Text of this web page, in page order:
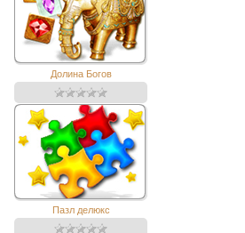
Долина Богов
Пазл делюкс